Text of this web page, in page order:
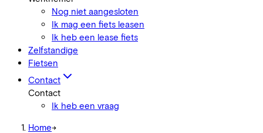
Nog niet aangesloten
Ik mag een fiets leasen
Ik heb een lease fiets
Zelfstandige
Fietsen
Contact
Contact
Ik heb een vraag
Home->